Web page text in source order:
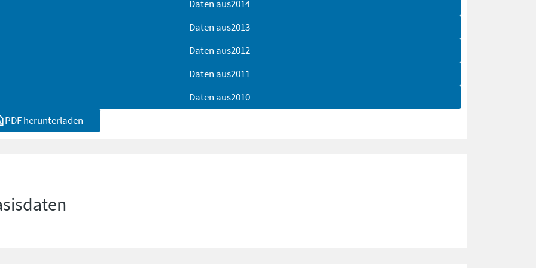
Daten aus2014
Daten aus2013
Daten aus2012
Daten aus2011
Daten aus2010
PDF herunterladen